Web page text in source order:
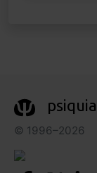
© 1996–2026